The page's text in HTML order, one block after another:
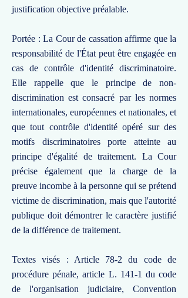
justification objective préalable.
Portée : La Cour de cassation affirme que la
responsabilité de l'État peut être engagée en
cas de contrôle d'identité discriminatoire.
Elle rappelle que le principe de non-
discrimination est consacré par les normes
internationales, européennes et nationales, et
que tout contrôle d'identité opéré sur des
motifs discriminatoires porte atteinte au
principe d'égalité de traitement. La Cour
précise également que la charge de la
preuve incombe à la personne qui se prétend
victime de discrimination, mais que l'autorité
publique doit démontrer le caractère justifié
de la différence de traitement.
Textes visés : Article 78-2 du code de
procédure pénale, article L. 141-1 du code
de l'organisation judiciaire, Convention